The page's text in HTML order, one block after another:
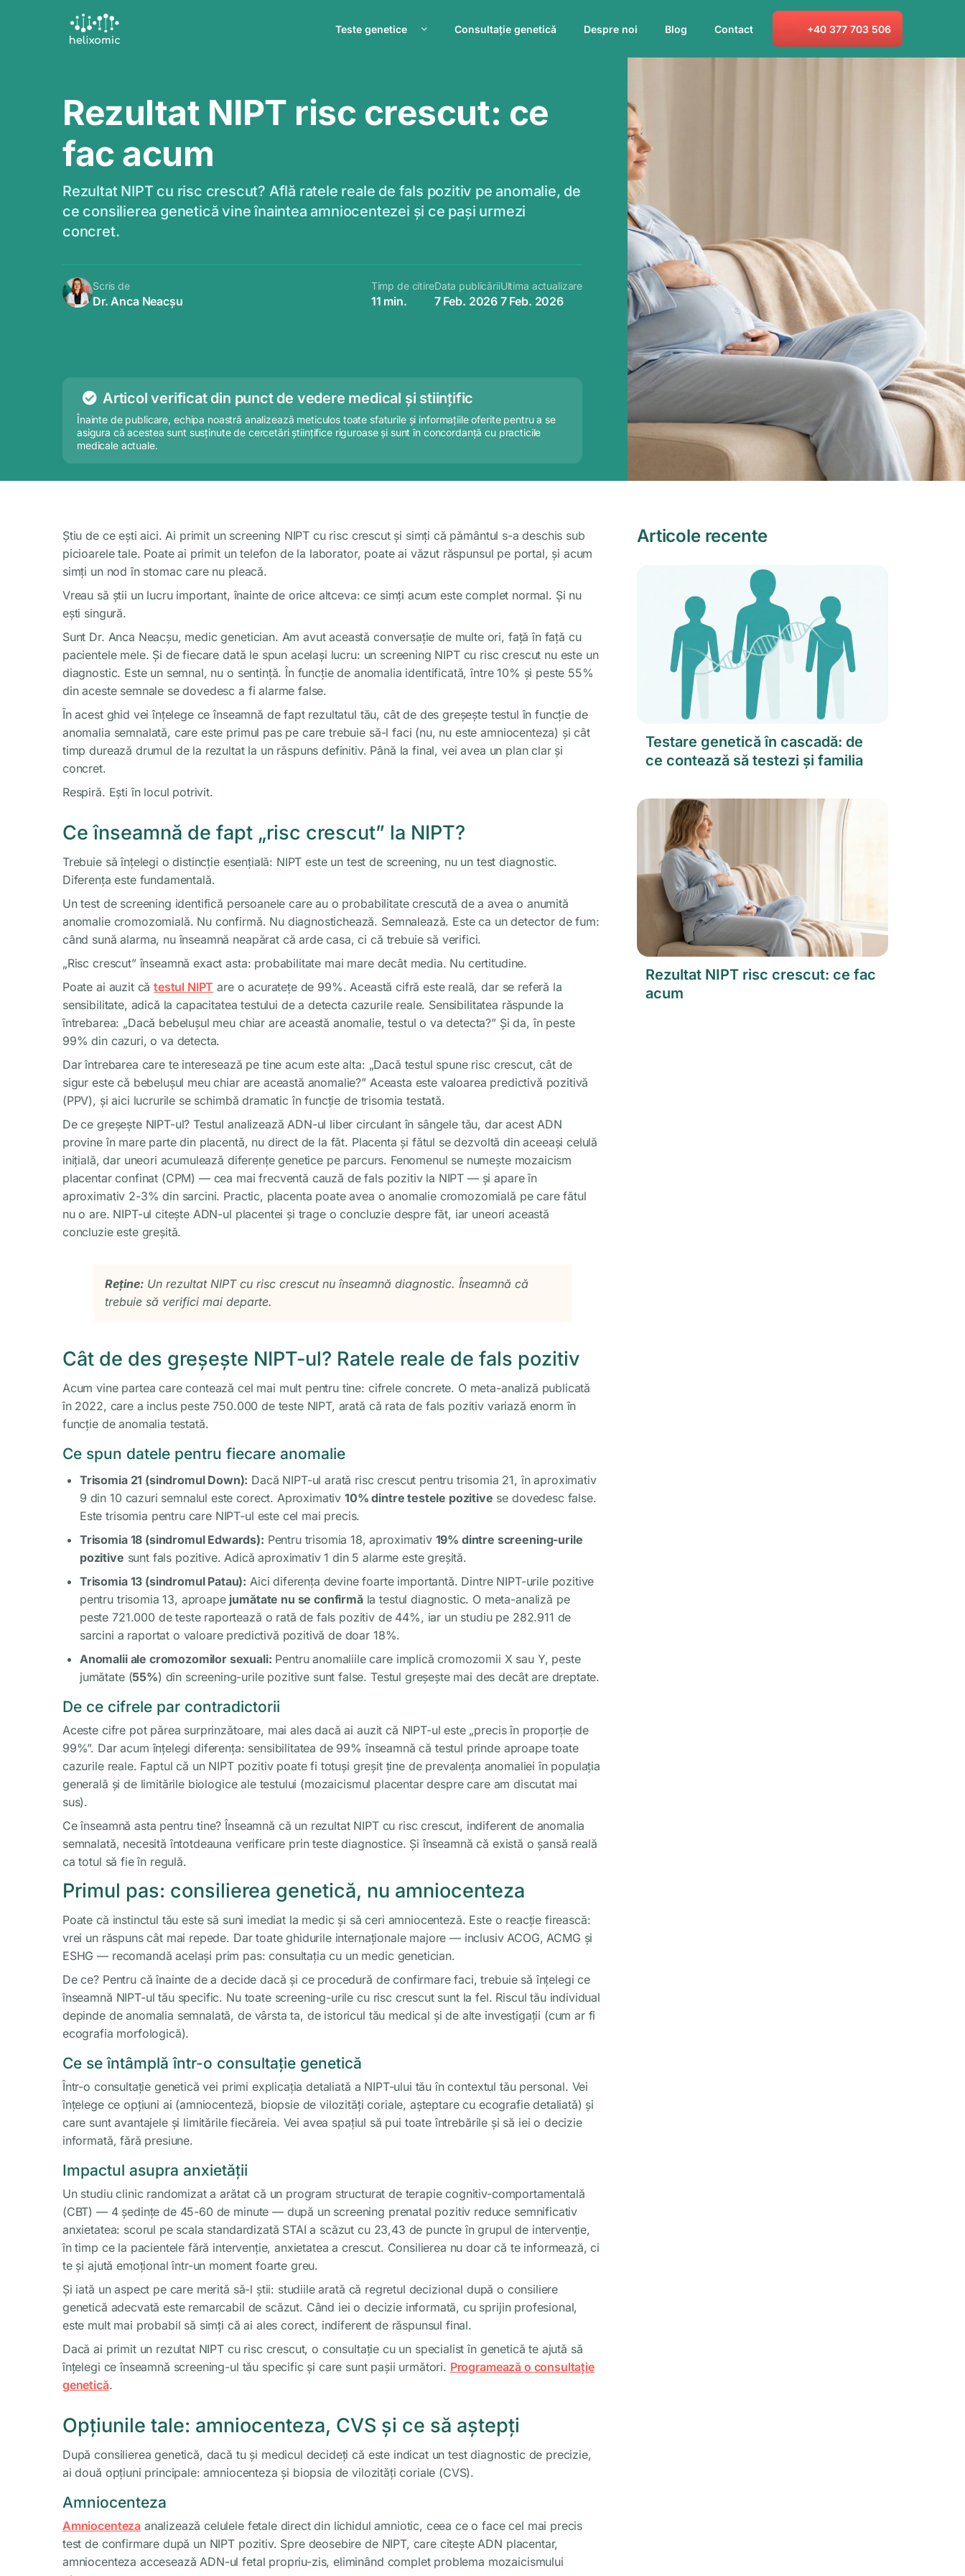
Teste genetice Consultație genetică Despre noi Blog Contact +40 377 703 506
Rezultat NIPT risc crescut: ce
fac acum
Rezultat NIPT cu risc crescut? Află ratele reale de fals pozitiv pe anomalie, de
ce consilierea genetică vine înaintea amniocentezei și ce pași urmezi
concret.
Scris de
Dr. Anca Neacșu
Timp de citire
11 min.
Data publicării
7 Feb. 2026
Ultima actualizare
7 Feb. 2026
Articol verificat din punct de vedere medical și stiințific
Înainte de publicare, echipa noastră analizează meticulos toate sfaturile și informațiile oferite pentru a se
asigura că acestea sunt susținute de cercetări științifice riguroase și sunt în concordanță cu practicile
medicale actuale.
Știu de ce ești aici. Ai primit un screening NIPT cu risc crescut și simți că pământul s-a deschis sub
picioarele tale. Poate ai primit un telefon de la laborator, poate ai văzut răspunsul pe portal, și acum
simți un nod în stomac care nu pleacă.
Vreau să știi un lucru important, înainte de orice altceva: ce simți acum este complet normal. Și nu
ești singură.
Sunt Dr. Anca Neacșu, medic genetician. Am avut această conversație de multe ori, față în față cu
pacientele mele. Și de fiecare dată le spun același lucru: un screening NIPT cu risc crescut nu este un
diagnostic. Este un semnal, nu o sentință. În funcție de anomalia identificată, între 10% și peste 55%
din aceste semnale se dovedesc a fi alarme false.
În acest ghid vei înțelege ce înseamnă de fapt rezultatul tău, cât de des greșește testul în funcție de
anomalia semnalată, care este primul pas pe care trebuie să-l faci (nu, nu este amniocenteza) și cât
timp durează drumul de la rezultat la un răspuns definitiv. Până la final, vei avea un plan clar și
concret.
Respiră. Ești în locul potrivit.
Ce înseamnă de fapt „risc crescut” la NIPT?
Trebuie să înțelegi o distincție esențială: NIPT este un test de screening, nu un test diagnostic.
Diferența este fundamentală.
Un test de screening identifică persoanele care au o probabilitate crescută de a avea o anumită
anomalie cromozomială. Nu confirmă. Nu diagnostichează. Semnalează. Este ca un detector de fum:
când sună alarma, nu înseamnă neapărat că arde casa, ci că trebuie să verifici.
„Risc crescut” înseamnă exact asta: probabilitate mai mare decât media. Nu certitudine.
Poate ai auzit cătestul NIPT are o acuratețe de 99%. Această cifră este reală, dar se referă la
sensibilitate, adică la capacitatea testului de a detecta cazurile reale. Sensibilitatea răspunde la
întrebarea: „Dacă bebelușul meu chiar are această anomalie, testul o va detecta?” Și da, în peste
99% din cazuri, o va detecta.
Dar întrebarea care te interesează pe tine acum este alta: „Dacă testul spune risc crescut, cât de
sigur este că bebelușul meu chiar are această anomalie?” Aceasta este valoarea predictivă pozitivă
(PPV), și aici lucrurile se schimbă dramatic în funcție de trisomia testată.
De ce greșește NIPT-ul? Testul analizează ADN-ul liber circulant în sângele tău, dar acest ADN
provine în mare parte din placentă, nu direct de la făt. Placenta și fătul se dezvoltă din aceeași celulă
inițială, dar uneori acumulează diferențe genetice pe parcurs. Fenomenul se numește mozaicism
placentar confinat (CPM) — cea mai frecventă cauză de fals pozitiv la NIPT — și apare în
aproximativ 2-3% din sarcini. Practic, placenta poate avea o anomalie cromozomială pe care fătul
nu o are. NIPT-ul citește ADN-ul placentei și trage o concluzie despre făt, iar uneori această
concluzie este greșită.
Reține:Un rezultat NIPT cu risc crescut nu înseamnă diagnostic. Înseamnă că
trebuie să verifici mai departe.
Cât de des greșește NIPT-ul? Ratele reale de fals pozitiv
Acum vine partea care contează cel mai mult pentru tine: cifrele concrete. O meta-analiză publicată
în 2022, care a inclus peste 750.000 de teste NIPT, arată că rata de fals pozitiv variază enorm în
funcție de anomalia testată.
Ce spun datele pentru fiecare anomalie
Trisomia 21 (sindromul Down): Dacă NIPT-ul arată risc crescut pentru trisomia 21, în aproximativ
9 din 10 cazuri semnalul este corect. Aproximativ 10% dintre testele pozitive se dovedesc false.
Este trisomia pentru care NIPT-ul este cel mai precis.
Trisomia 18 (sindromul Edwards): Pentru trisomia 18, aproximativ 19% dintre screening-urile
pozitive sunt fals pozitive. Adică aproximativ 1 din 5 alarme este greșită.
Trisomia 13 (sindromul Patau): Aici diferența devine foarte importantă. Dintre NIPT-urile pozitive
pentru trisomia 13, aproape jumătate nu se confirmăla testul diagnostic. O meta-analiză pe
peste 721.000 de teste raportează o rată de fals pozitiv de 44%, iar un studiu pe 282.911 de
sarcini a raportat o valoare predictivă pozitivă de doar 18%.
Anomalii ale cromozomilor sexuali: Pentru anomaliile care implică cromozomii X sau Y, peste
jumătate (55%) din screening-urile pozitive sunt false. Testul greșește mai des decât are dreptate.
De ce cifrele par contradictorii
Aceste cifre pot părea surprinzătoare, mai ales dacă ai auzit că NIPT-ul este „precis în proporție de
99%”. Dar acum înțelegi diferența: sensibilitatea de 99% înseamnă că testul prinde aproape toate
cazurile reale. Faptul că un NIPT pozitiv poate fi totuși greșit ține de prevalența anomaliei în populația
generală și de limitările biologice ale testului (mozaicismul placentar despre care am discutat mai
sus).
Ce înseamnă asta pentru tine? Înseamnă că un rezultat NIPT cu risc crescut, indiferent de anomalia
semnalată, necesită întotdeauna verificare prin teste diagnostice. Și înseamnă că există o șansă reală
ca totul să fie în regulă.
Primul pas: consilierea genetică, nu amniocenteza
Poate că instinctul tău este să suni imediat la medic și să ceri amniocenteză. Este o reacție firească:
vrei un răspuns cât mai repede. Dar toate ghidurile internaționale majore — inclusiv ACOG, ACMG și
ESHG — recomandă același prim pas: consultația cu un medic genetician.
De ce? Pentru că înainte de a decide dacă și ce procedură de confirmare faci, trebuie să înțelegi ce
înseamnă NIPT-ul tău specific. Nu toate screening-urile cu risc crescut sunt la fel. Riscul tău individual
depinde de anomalia semnalată, de vârsta ta, de istoricul tău medical și de alte investigații (cum ar fi
ecografia morfologică).
Ce se întâmplă într-o consultație genetică
Într-o consultație genetică vei primi explicația detaliată a NIPT-ului tău în contextul tău personal. Vei
înțelege ce opțiuni ai (amniocenteză, biopsie de vilozități coriale, așteptare cu ecografie detaliată) și
care sunt avantajele și limitările fiecăreia. Vei avea spațiul să pui toate întrebările și să iei o decizie
informată, fără presiune.
Impactul asupra anxietății
Un studiu clinic randomizat a arătat că un program structurat de terapie cognitiv-comportamentală
(CBT) — 4 ședințe de 45-60 de minute — după un screening prenatal pozitiv reduce semnificativ
anxietatea: scorul pe scala standardizată STAI a scăzut cu 23,43 de puncte în grupul de intervenție,
în timp ce la pacientele fără intervenție, anxietatea a crescut. Consilierea nu doar că te informează, ci
te și ajută emoțional într-un moment foarte greu.
Și iată un aspect pe care merită să-l știi: studiile arată că regretul decizional după o consiliere
genetică adecvată este remarcabil de scăzut. Când iei o decizie informată, cu sprijin profesional,
este mult mai probabil să simți că ai ales corect, indiferent de răspunsul final.
Dacă ai primit un rezultat NIPT cu risc crescut, o consultație cu un specialist în genetică te ajută să
înțelegi ce înseamnă screening-ul tău specific și care sunt pașii următori. Programează o consultație
genetică.
Opțiunile tale: amniocenteza, CVS și ce să aștepți
După consilierea genetică, dacă tu și medicul decideți că este indicat un test diagnostic de precizie,
ai două opțiuni principale: amniocenteza și biopsia de vilozități coriale (CVS).
Amniocenteza
Amniocenteza analizează celulele fetale direct din lichidul amniotic, ceea ce o face cel mai precis
test de confirmare după un NIPT pozitiv. Spre deosebire de NIPT, care citește ADN placentar,
amniocenteza accesează ADN-ul fetal propriu-zis, eliminând complet problema mozaicismului
Articole recente
Testare genetică în cascadă: de
ce contează să testezi și familia
Rezultat NIPT risc crescut: ce fac
acum